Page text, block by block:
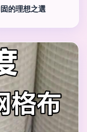
的理想之選